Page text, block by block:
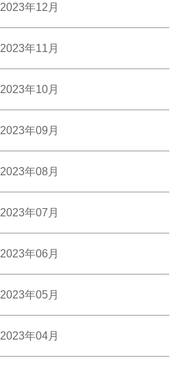
2023年12月
2023年11月
2023年10月
2023年09月
2023年08月
2023年07月
2023年06月
2023年05月
2023年04月